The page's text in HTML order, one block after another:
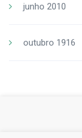
junho 2010
outubro 1916